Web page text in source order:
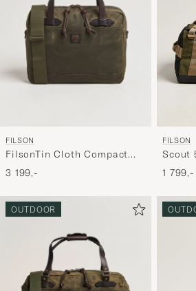
FILSON
FilsonTin Cloth Compact
BriefcaseOtter Green
3 199,-
FILSON
Scout
1 799,-
OUTDOOR